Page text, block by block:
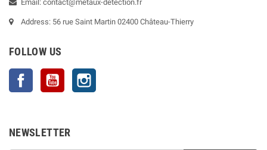
Email: contact@metaux-detection.fr
Address: 56 rue Saint Martin 02400 Château-Thierry
FOLLOW US
Facebook YouTube
NEWSLETTER